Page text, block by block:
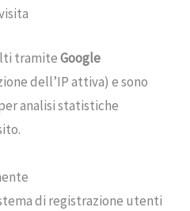
tramiteGoogle
dell’IP attiva) e sono
analisi statistiche
di registrazione utenti